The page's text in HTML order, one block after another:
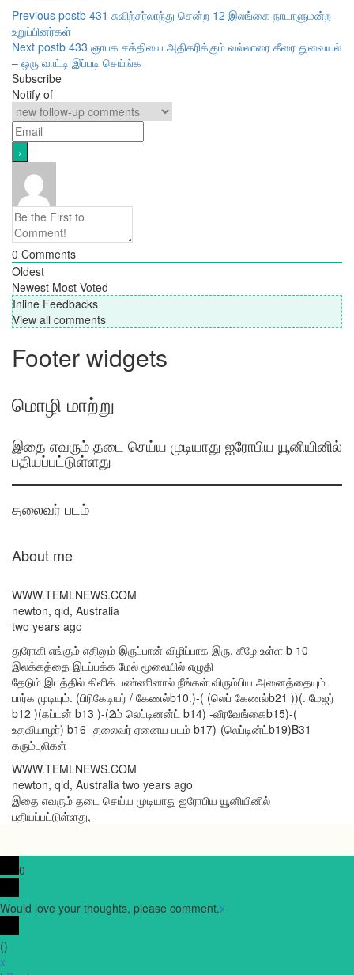
Post
navigation
Previous postb 431 சுவிற்சர்லாந்து சென்ற 12 இலங்கை நாடாளுமன்ற
உறுப்பினர்கள்
Next postb 433 ஞாபக சக்தியை அதிகரிக்கும் வல்லாரை கீரை துவையல்
– ஒரு வாட்டி இப்படி செய்ங்க
Subscribe
Notify of
0 Comments
Oldest
Newest Most Voted
Inline Feedbacks
View all comments
Footer widgets
மொழி மாற்று
இதை எவரும் தடை செய்ய முடியாது ஐரோபிய யூனியினில்
பதியப்பட்டுள்ளது
தலைவர் படம்
About me
WWW.TEMLNEWS.COM
newton, qld, Australia
two years ago
துரோகி எங்கும் எதிலும் இருப்பான் விழிப்பாக இரு. கீழே உள்ள b 10
இலக்கத்தை இடப்பக்க மேல் மூலையில் எழுதி
தேடும் இடத்தில் கிளிக் பண்ணினால் நீங்கள் விரும்பிய அனைத்தையும்
பார்க முடியும். (பிரிகேடியர் / கேணல்b10.)-( (லெப் கேணல்b21 ))(. மேஜர்
b12 )(கப்டன் b13 )-(2ம் லெப்டினன்ட் b14) -வீரவேங்கைb15)-(
உதவியாழர்) b16 -தலைவர் ஏனைய படம் b17)-(லெப்டின்ட்b19)B31
கரும்புலிகள்
WWW.TEMLNEWS.COM
newton, qld, Australia two years ago
இதை எவரும் தடை செய்ய முடியாது ஐரோபிய யூனியினில்
பதியப்பட்டுள்ளது,
0
Would love your thoughts, please comment.x
()
x